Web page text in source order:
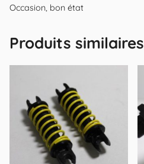
Occasion, bon état
Produits similaires